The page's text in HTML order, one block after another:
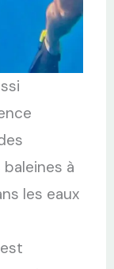
à
les eaux